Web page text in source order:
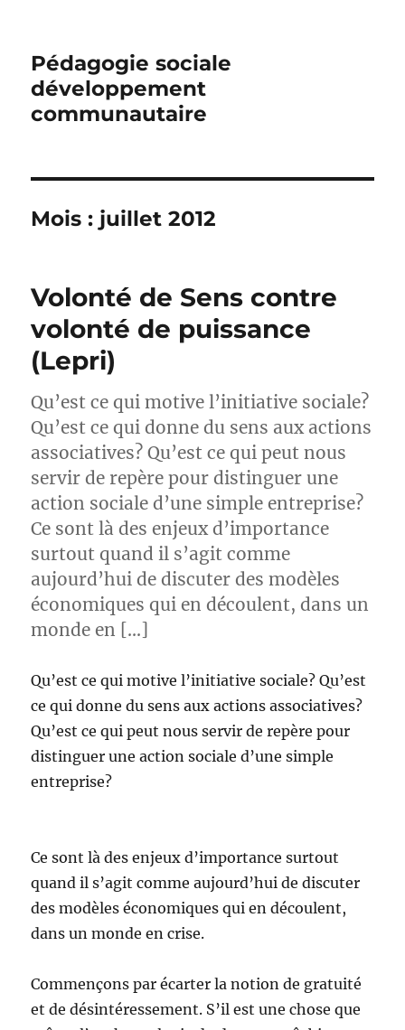
Pédagogie sociale
développement
communautaire
Mois : juillet 2012
Volonté de Sens contre
volonté de puissance
(Lepri)
Qu’est ce qui motive l’initiative sociale?
Qu’est ce qui donne du sens aux actions
associatives? Qu’est ce qui peut nous
servir de repère pour distinguer une
action sociale d’une simple entreprise?
Ce sont là des enjeux d’importance
surtout quand il s’agit comme
aujourd’hui de discuter des modèles
économiques qui en découlent, dans un
monde en […]
Qu’est ce qui motive l’initiative sociale? Qu’est
ce qui donne du sens aux actions associatives?
Qu’est ce qui peut nous servir de repère pour
distinguer une action sociale d’une simple
entreprise?
Ce sont là des enjeux d’importance surtout
quand il s’agit comme aujourd’hui de discuter
des modèles économiques qui en découlent,
dans un monde en crise.
Commençons par écarter la notion de gratuité
et de désintéressement. S’il est une chose que